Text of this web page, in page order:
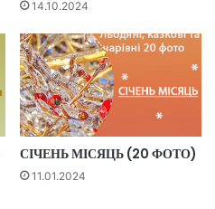
14.10.2024
СІЧЕНЬ МІСЯЦЬ (20 ФОТО)
11.01.2024